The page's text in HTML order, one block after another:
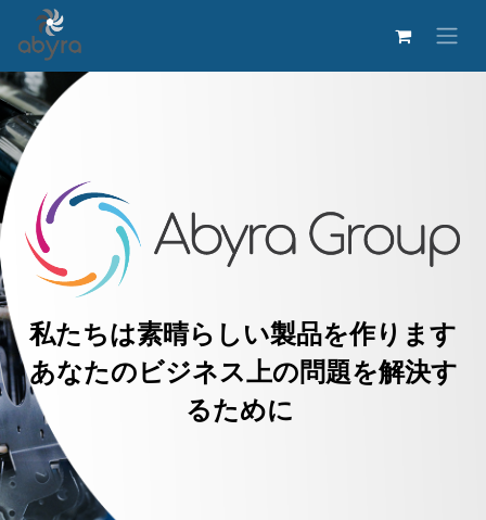
私たちは素晴らしい製品を作ります
あなたのビジネス上の問題を解決す
るために